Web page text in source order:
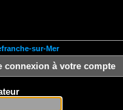
sur-Mer
connexion à votre compte